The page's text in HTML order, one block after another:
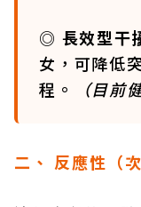
◎ 長效型干
女，可降低
程。
（目前
二、 反應性（